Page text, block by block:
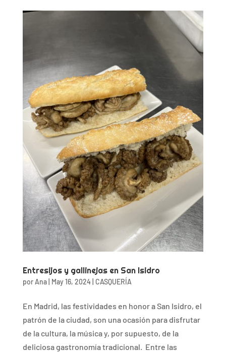
Entresijos y gallinejas en San Isidro
porAna| May 16, 2024| CASQUERÍA
En Madrid, las festividades en honor a San Isidro, el
patrón de la ciudad, son una ocasión para disfrutar
de la cultura, la música y, por supuesto, de la
deliciosa gastronomía tradicional. Entre las